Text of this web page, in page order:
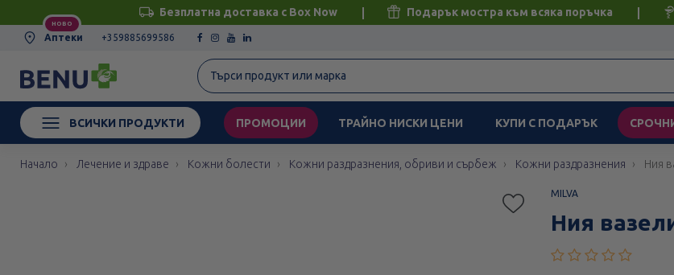
Безплатна доставка с Box Now Подарък мостра към всяка поръчка
НОВО
Аптеки +359885699586
ВСИЧКИ ПРОДУКТИ ПРОМОЦИИ ТРАЙНО НИСКИ ЦЕНИ КУПИ С ПОДАРЪК
Начало Лечение и здраве Кожни болести Кожни раздразнения, обриви и сърбеж Кожни раздразнения Ния
MILVA
Ния